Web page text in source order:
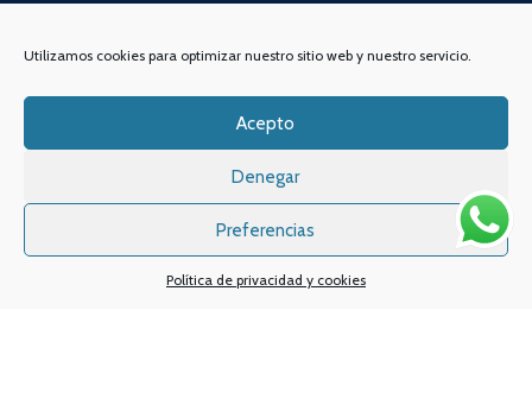
Utilizamos cookies para optimizar nuestro sitio web y nuestro servicio.
Acepto
Denegar
Preferencias
Política de privacidad y cookies